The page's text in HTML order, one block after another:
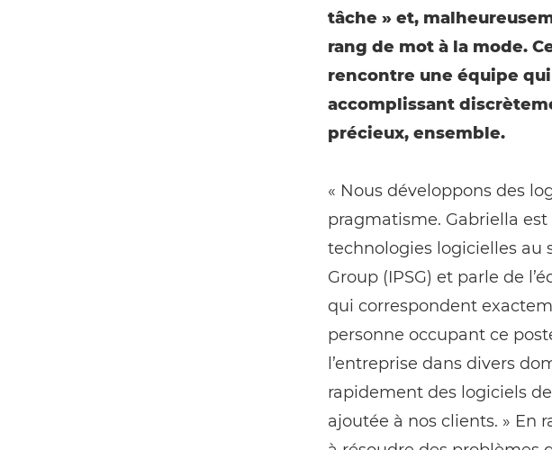
tâche » et,
rang de mot à la mode.
rencontre une équipe
accomplissant
précieux, ensemble.
« Nous développons des
pragmatisme. Gabriella
technologies logicielles au
Group (IPSG) et parle de
qui correspondent
personne occupant ce
l’entreprise dans divers
rapidement des logiciels
ajoutée à nos clients. » En